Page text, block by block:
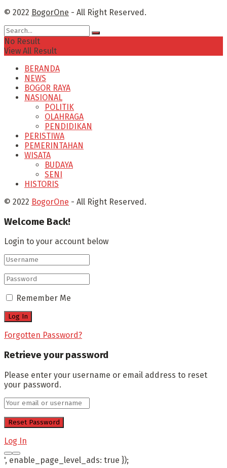
© 2022 BogorOne - All Right Reserved.
No Result
View All Result
BERANDA
NEWS
BOGOR RAYA
NASIONAL
POLITIK
OLAHRAGA
PENDIDIKAN
PERISTIWA
PEMERINTAHAN
WISATA
BUDAYA
SENI
HISTORIS
© 2022 BogorOne - All Right Reserved.
Welcome Back!
Login to your account below
Remember Me
Forgotten Password?
Retrieve your password
Please enter your username or email address to reset
your password.
Log In
', enable_page_level_ads: true });